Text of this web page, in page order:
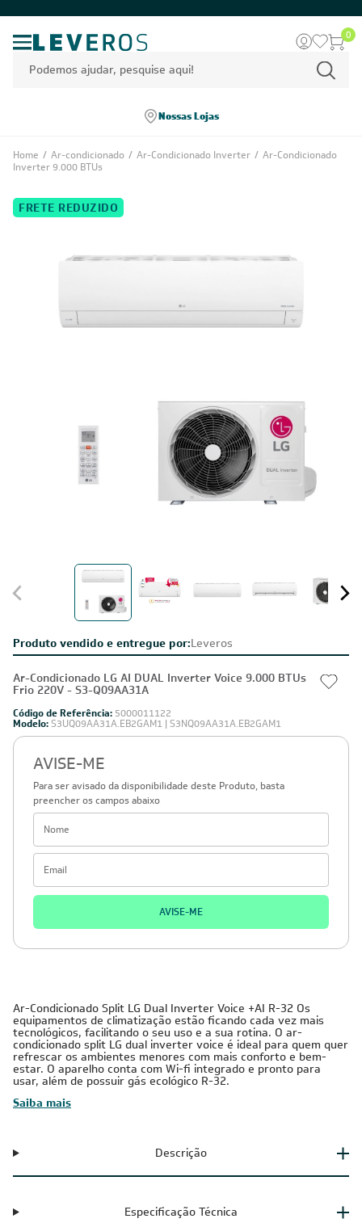
0
Nossas Lojas
Home / Ar-condicionado / Ar-Condicionado Inverter / Ar-Condicionado
Inverter 9.000 BTUs
Produto vendido e entregue por:Leveros
Ar-Condicionado LG AI DUAL Inverter Voice 9.000 BTUs
Frio 220V - S3-Q09AA31A
Código de Referência: 5000011122
Modelo:S3UQ09AA31A.EB2GAM1 | S3NQ09AA31A.EB2GAM1
AVISE-ME
Para ser avisado da disponibilidade deste Produto, basta
preencher os campos abaixo
AVISE-ME
Ar-Condicionado Split LG Dual Inverter Voice +AI R-32 Os
equipamentos de climatização estão ficando cada vez mais
tecnológicos, facilitando o seu uso e a sua rotina. O ar-
condicionado split LG dual inverter voice é ideal para quem quer
refrescar os ambientes menores com mais conforto e bem-
estar. O aparelho conta com Wi-fi integrado e pronto para
usar, além de possuir gás ecológico R-32.
Saiba mais
FRETE REDUZIDO
Descrição
Especificação Técnica